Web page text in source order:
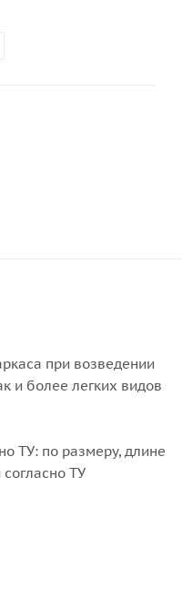
при возведении
и более легких видов
ТУ: по размеру, длине
ТУ